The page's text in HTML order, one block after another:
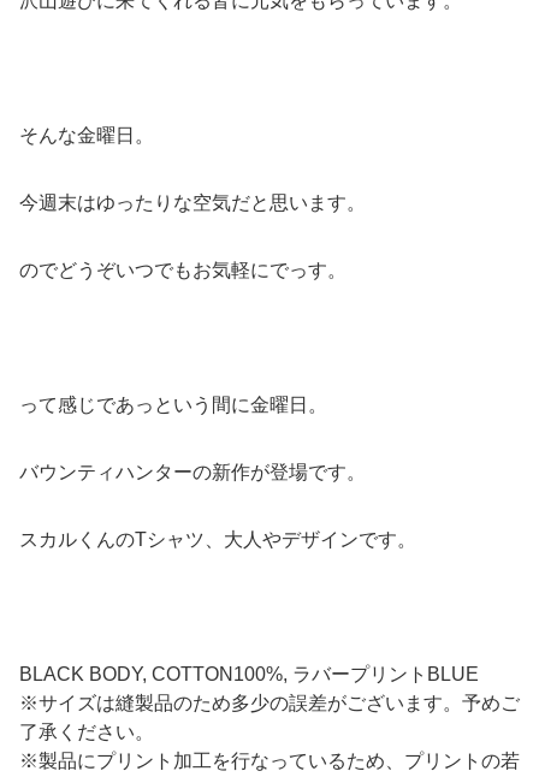
そんな金曜日。
今週末はゆったりな空気だと思います。
のでどうぞいつでもお気軽にでっす。
って感じであっという間に金曜日。
バウンティハンターの新作が登場です。
スカルくんのTシャツ、大人やデザインです。
BLACK BODY, COTTON100%, ラバープリントBLUE
※サイズは縫製品のため多少の誤差がございます。予めご
了承ください。
※製品にプリント加工を行なっているため、プリントの若